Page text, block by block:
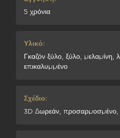
5 χρόνια
Υλικό:
Γκαζόν ξύλο, ξύλο, μελαμίνη,
επικαλυμμένο
Σχέδιο:
3D Δωρεάν,